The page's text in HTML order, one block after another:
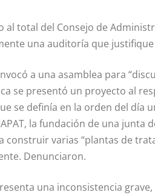
total del Consejo de
una auditoría que
a una asamblea para
se presentó un proyecto al
se definía en la orden del día
la fundación de una junta
construir varias “plantas de
Denunciaron.
una inconsistencia